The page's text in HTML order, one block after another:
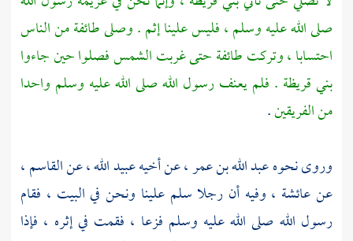
صلى الله عليه وسلم ، فليس علينا إثم . وصلى طائفة من الناس
احتسابا ، وتركت طائفة حتى غربت الشمس فصلوا حين جاءوا
بني قريظة . فلم يعنف رسول الله صلى الله عليه وسلم واحدا
من الفريقين.
وروى نحوهعبد الله بن عمر ،عن أخيهعبيد الله ،عنالقاسم ،
عنعائشة ، وفيه أن رجلا سلم علينا ونحن في البيت ، فقام
رسول الله صلى الله عليه وسلم فزعا ، فقمت في إثره ، فإذا